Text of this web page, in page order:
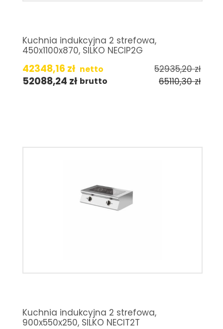
Kuchnia indukcyjna 2 strefowa,
450x1100x870, SILKO NECIP2G
42348,16 zł netto 52935,20zł
52088,24 zł brutto 65110,30zł
Kuchnia indukcyjna 2 strefowa,
900x550x250, SILKO NECIT2T